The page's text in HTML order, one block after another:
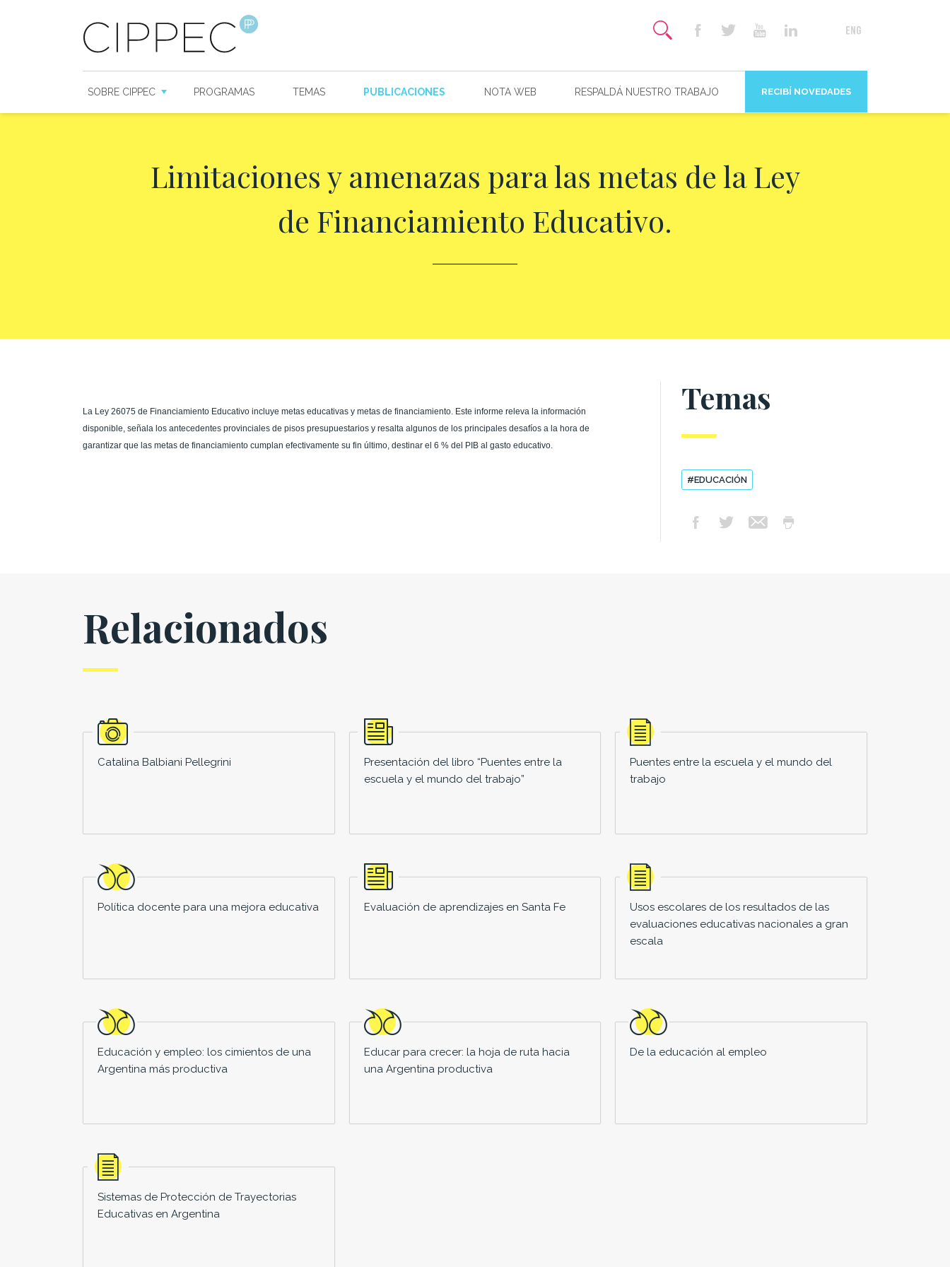
SOBRE CIPPEC PROGRAMAS TEMAS PUBLICACIONES NOTA WEB RESPALDÁ NUESTRO TRABAJO RECIBÍ NOVEDADES
Limitaciones y amenazas para las metas de la Ley
de Financiamiento Educativo.
La Ley 26075 de Financiamiento Educativo incluye metas educativas y metas de financiamiento. Este informe releva la información
disponible, señala los antecedentes provinciales de pisos presupuestarios y resalta algunos de los principales desafíos a la hora de
garantizar que las metas de financiamiento cumplan efectivamente su fin último, destinar el 6 % del PIB al gasto educativo.
Temas
#EDUCACIÓN
Relacionados
Catalina Balbiani Pellegrini
Presentación del libro “Puentes entre la
escuela y el mundo del trabajo”
Puentes entre la escuela y el mundo del
trabajo
Política docente para una mejora educativa Evaluación de aprendizajes en Santa Fe
Usos escolares de los resultados de las
evaluaciones educativas nacionales a gran
escala
Educación y empleo: los cimientos de una
Argentina más productiva
Educar para crecer: la hoja de ruta hacia
una Argentina productiva
De la educación al empleo
Sistemas de Protección de Trayectorias
Educativas en Argentina